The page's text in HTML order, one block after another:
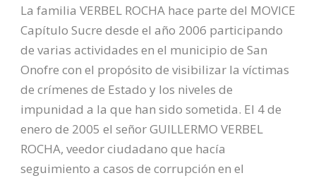
La familia VERBEL ROCHA hace parte del MOVICE
Capítulo Sucre desde el año 2006 participando
de varias actividades en el municipio de San
Onofre con el propósito de visibilizar la víctimas
de crímenes de Estado y los niveles de
impunidad a la que han sido sometida. El 4 de
enero de 2005 el señor GUILLERMO VERBEL
ROCHA, veedor ciudadano que hacía
seguimiento a casos de corrupción en el